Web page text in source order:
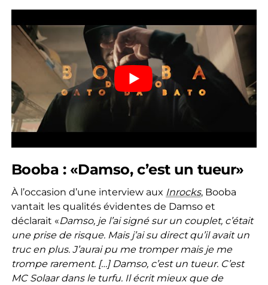
Booba : «Damso, c’est un tueur»
À l’occasion d’une interview aux Inrocks, Booba
vantait les qualités évidentes de Damso et
déclarait «Damso, je l’ai signé sur un couplet, c’était
une prise de risque. Mais j’ai su direct qu’il avait un
truc en plus. J’aurai pu me tromper mais je me
trompe rarement. […] Damso, c’est un tueur. C’est
MC Solaar dans le turfu. Il écrit mieux que de